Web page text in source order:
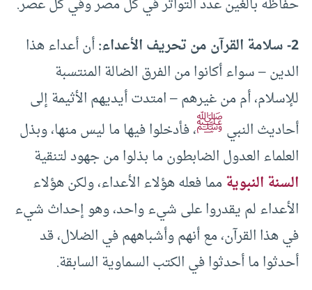
2- سلامة القرآن من تحريف الأعداء:
أن أعداء هذا
الدين – سواء أكانوا من الفرق الضالة المنتسبة
للإسلام، أم من غيرهم – امتدت أيديهم الأثيمة إلى
أحاديث النبيﷺ، فأدخلوا فيها ما ليس منها، وبذل
العلماء العدول الضابطون ما بذلوا من جهود لتنقية
السنة النبويةمما فعله هؤلاء الأعداء، ولكن هؤلاء
الأعداء لم يقدروا على شيء واحد، وهو إحداث شيء
في هذا القرآن، مع أنهم وأشباههم في الضلال، قد
أحدثوا ما أحدثوا في الكتب السماوية السابقة.